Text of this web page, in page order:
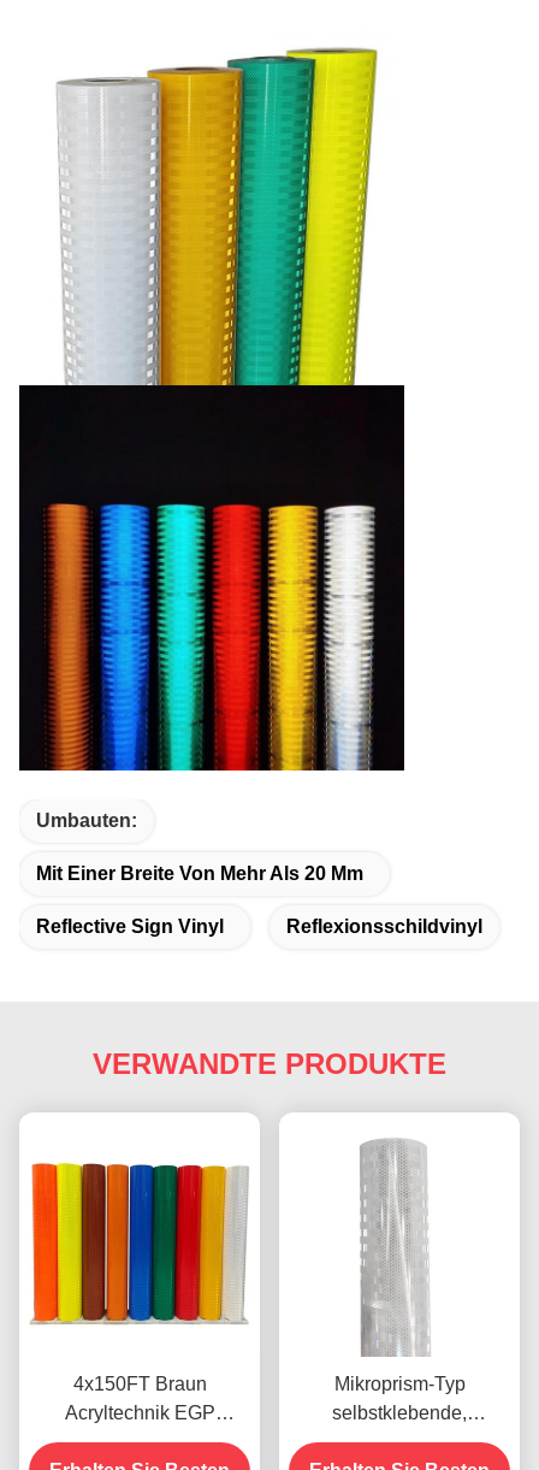
Umbauten:
Mit Einer Breite Von Mehr Als 20 Mm
Reflective Sign Vinyl Reflexionsschildvinyl
VERWANDTE PRODUKTE
4x150FT Braun
Acryltechnik EGP
Prismatische
Mikroprism-Typ
selbstklebende,
aluminiumisierte Egp-